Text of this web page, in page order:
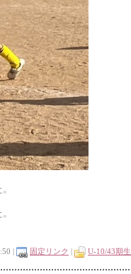
| 固定リンク | U-10/43期生